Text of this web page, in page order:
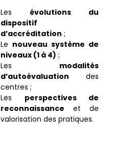
Les évolutions du
dispositif
d’accréditation ;
Le nouveau système de
niveaux (1 à 4) ;
Les modalités
d’autoévaluation des
centres ;
Les perspectives de
reconnaissance et de
valorisation des pratiques.